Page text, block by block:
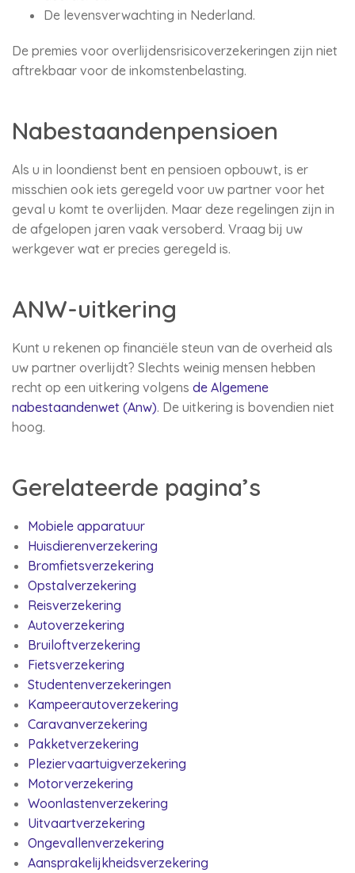
De levensverwachting in Nederland.
De premies voor overlijdensrisicoverzekeringen zijn niet
aftrekbaar voor de inkomstenbelasting.
Nabestaandenpensioen
Als u in loondienst bent en pensioen opbouwt, is er
misschien ook iets geregeld voor uw partner voor het
geval u komt te overlijden. Maar deze regelingen zijn in
de afgelopen jaren vaak versoberd. Vraag bij uw
werkgever wat er precies geregeld is.
ANW-uitkering
Kunt u rekenen op financiële steun van de overheid als
uw partner overlijdt? Slechts weinig mensen hebben
recht op een uitkering volgens de Algemene
nabestaandenwet (Anw). De uitkering is bovendien niet
hoog.
Gerelateerde pagina’s
Mobiele apparatuur
Huisdierenverzekering
Bromfietsverzekering
Opstalverzekering
Reisverzekering
Autoverzekering
Bruiloftverzekering
Fietsverzekering
Studentenverzekeringen
Kampeerautoverzekering
Caravanverzekering
Pakketverzekering
Pleziervaartuigverzekering
Motorverzekering
Woonlastenverzekering
Uitvaartverzekering
Ongevallenverzekering
Aansprakelijkheidsverzekering